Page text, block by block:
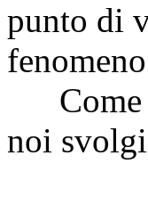
punto di
Come
noi